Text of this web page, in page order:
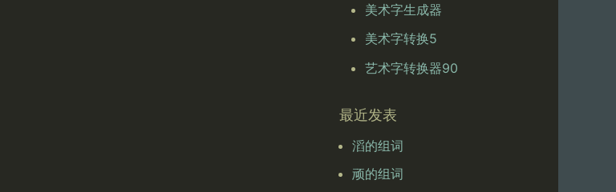
美术字生成器
美术字转换5
艺术字转换器90
最近发表
滔的组词
顽的组词